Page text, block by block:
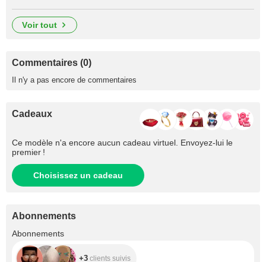
voir tout
Commentaires (0)
Il n'y a pas encore de commentaires
Cadeaux
Ce modèle n'a encore aucun cadeau virtuel. Envoyez-lui le
premier !
Choisissez un cadeau
Abonnements
Abonnements
+3 clients suivis